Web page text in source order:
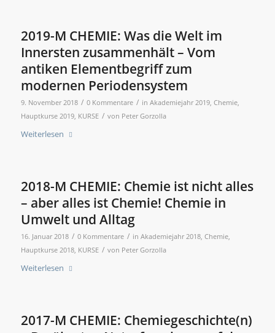
2019-M CHEMIE: Was die Welt im
Innersten zusammenhält – Vom
antiken Elementbegriff zum
modernen Periodensystem
9. November 2018 / 0 Kommentare / in Akademiejahr 2019, Chemie,
Hauptkurse 2019, KURSE / von Peter Gorzolla
Weiterlesen
2018-M CHEMIE: Chemie ist nicht alles
– aber alles ist Chemie! Chemie in
Umwelt und Alltag
16. Januar 2018 / 0 Kommentare / in Akademiejahr 2018, Chemie,
Hauptkurse 2018, KURSE / von Peter Gorzolla
Weiterlesen
2017-M CHEMIE: Chemiegeschichte(n)